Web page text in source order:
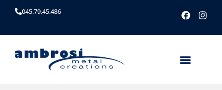
045.79.45.486